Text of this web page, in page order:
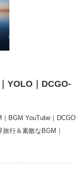
YOLO｜DCGO-
BGM YouTube｜DCGO
行＆素敵なBGM｜